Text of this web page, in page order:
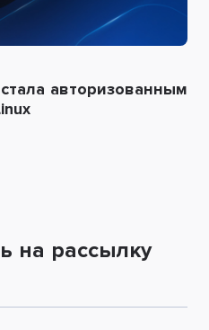
авторизованным
на рассылку